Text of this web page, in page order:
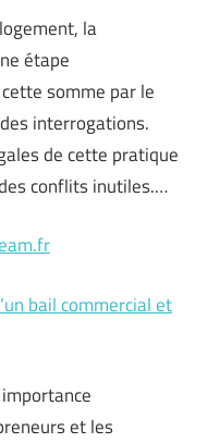
la
étape
somme par le
interrogations.
de cette pratique
conflits inutiles.…
bail commercial et
et les